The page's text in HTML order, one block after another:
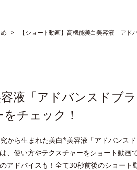
【ショート動画】高機能美白美容液「ア
容液「アドバンスドブ
チェック！
から生まれた美白*美容液「アドバンス
、使い方やテクスチャーをショート動画
アドバイスも！全て30秒前後のショート